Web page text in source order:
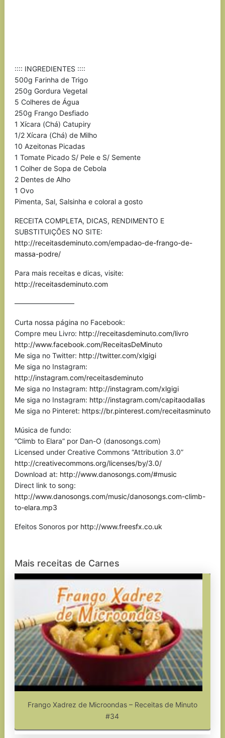
:::: INGREDIENTES ::::
500g Farinha de Trigo
250g Gordura Vegetal
5 Colheres de Água
250g Frango Desfiado
1 Xícara (Chá) Catupiry
1/2 Xícara (Chá) de Milho
10 Azeitonas Picadas
1 Tomate Picado S/ Pele e S/ Semente
1 Colher de Sopa de Cebola
2 Dentes de Alho
1 Ovo
Pimenta, Sal, Salsinha e coloral a gosto
RECEITA COMPLETA, DICAS, RENDIMENTO E
SUBSTITUIÇÕES NO SITE:
http://receitasdeminuto.com/empadao-de-frango-de-
massa-podre/
Para mais receitas e dicas, visite:
http://receitasdeminuto.com
————————–
Curta nossa página no Facebook:
Compre meu Livro: http://receitasdeminuto.com/livro
http://www.facebook.com/ReceitasDeMinuto
Me siga no Twitter: http://twitter.com/xlgigi
Me siga no Instagram:
http://instagram.com/receitasdeminuto
Me siga no Instagram: http://instagram.com/xlgigi
Me siga no Instagram: http://instagram.com/capitaodallas
Me siga no Pinteret: https://br.pinterest.com/receitasminuto
Música de fundo:
“Climb to Elara” por Dan-O (danosongs.com)
Licensed under Creative Commons “Attribution 3.0”
http://creativecommons.org/licenses/by/3.0/
Download at: http://www.danosongs.com/#music
Direct link to song:
http://www.danosongs.com/music/danosongs.com-climb-
to-elara.mp3
Efeitos Sonoros por http://www.freesfx.co.uk
Mais receitas de Carnes
Frango Xadrez de Microondas – Receitas de Minuto
#34